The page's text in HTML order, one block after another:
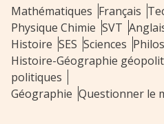
Mathématiques Français
Physique Chimie SVT
Histoire SES Sciences
Histoire-Géographie
politiques
Géographie Questionner le